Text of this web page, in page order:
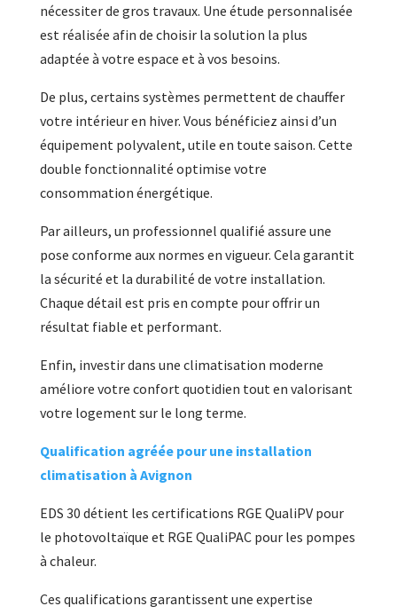
nécessiter de gros travaux. Une étude personnalisée
est réalisée afin de choisir la solution la plus
adaptée à votre espace et à vos besoins.
De plus, certains systèmes permettent de chauffer
votre intérieur en hiver. Vous bénéficiez ainsi d’un
équipement polyvalent, utile en toute saison. Cette
double fonctionnalité optimise votre
consommation énergétique.
Par ailleurs, un professionnel qualifié assure une
pose conforme aux normes en vigueur. Cela garantit
la sécurité et la durabilité de votre installation.
Chaque détail est pris en compte pour offrir un
résultat fiable et performant.
Enfin, investir dans une climatisation moderne
améliore votre confort quotidien tout en valorisant
votre logement sur le long terme.
Qualification agréée pour une installation
climatisation à Avignon
EDS 30 détient les certifications RGE QualiPV pour
le photovoltaïque et RGE QualiPAC pour les pompes
à chaleur.
Ces qualifications garantissent une expertise